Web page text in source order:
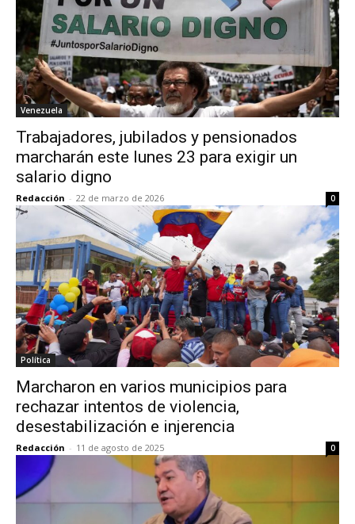
Venezuela
Trabajadores, jubilados y pensionados
marcharán este lunes 23 para exigir un
salario digno
Redacción - 22 de marzo de 2026 0
Política
Marcharon en varios municipios para
rechazar intentos de violencia,
desestabilización e injerencia
Redacción - 11 de agosto de 2025 0